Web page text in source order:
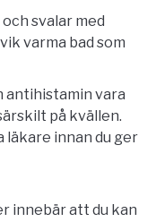
svalar med
varma bad som
antihistamin vara
på kvällen.
läkare innan du ger
innebär att du kan